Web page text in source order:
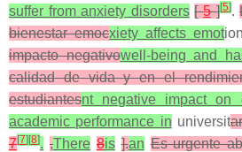
suffer from anxiety disorders [5][5].
bienestar emocxiety affects emot
impacto negativowell-being and
calidad de vida y en el
estudiantesnt negative impact
academic performance in universit
7[7] [8]. ,There 8is ].an Es urgente